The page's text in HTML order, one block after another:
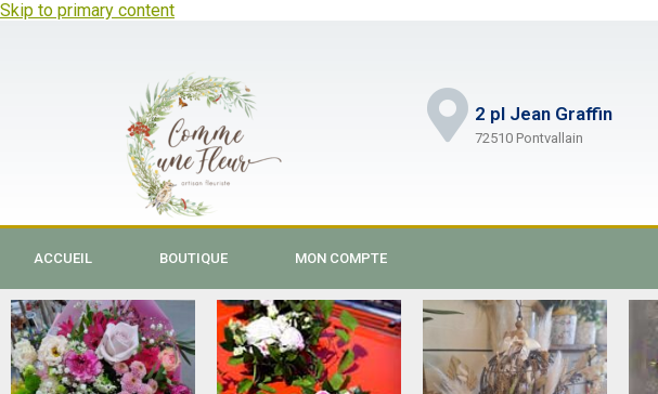
Skip to primary content
2 pl Jean Graffin
72510 Pontvallain
ACCUEIL BOUTIQUE MON COMPTE